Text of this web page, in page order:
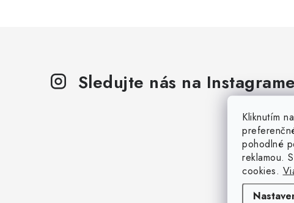
Kliknutím
pohodlné
reklamou.
cookies.
Sledujte nás na